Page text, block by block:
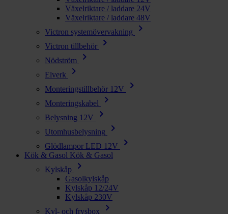
Växelriktare / laddare 24V
Växelriktare / laddare 48V
Victron systemövervakning
chevron_right
Victron tillbehör chevron_right
Nödström chevron_right
Elverk chevron_right
Monteringstillbehör 12V chevron_right
Monteringskabel chevron_right
Belysning 12V chevron_right
Utomhusbelysning chevron_right
Glödlampor LED 12V chevron_right
Kök & Gasol Kök & Gasol
Kylskåp
chevron_right
Gasolkylskåp
Kylskåp 12/24V
Kylskåp 230V
Kyl- och frysbox
chevron_right